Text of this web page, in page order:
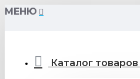
МЕНЮ
Каталог товаров